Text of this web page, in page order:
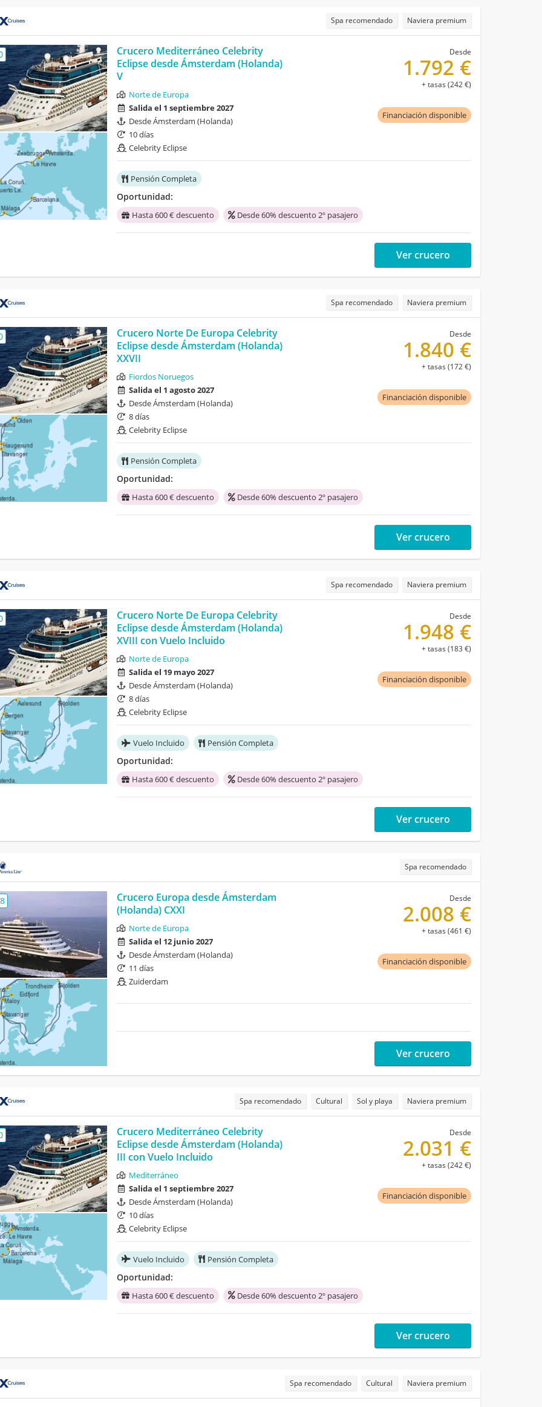
Spa recomendado Naviera premium
Crucero Mediterráneo Celebrity
Eclipse desde Ámsterdam (Holanda)
V
Norte de Europa
Salida el 1 septiembre 2027
Desde Ámsterdam (Holanda)
10 días
Celebrity Eclipse
Pensión Completa
Oportunidad:
Hasta 600 € descuento Desde 60% descuento 2º pasajero
Financiación disponible
Desde
1.792 €
+ tasas (242 €)
Ver crucero
Spa recomendado Naviera premium
Crucero Norte De Europa Celebrity
Eclipse desde Ámsterdam (Holanda)
XXVII
Fiordos Noruegos
Salida el 1 agosto 2027
Desde Ámsterdam (Holanda)
8 días
Celebrity Eclipse
Pensión Completa
Oportunidad:
Hasta 600 € descuento Desde 60% descuento 2º pasajero
Financiación disponible
Desde
1.840 €
+ tasas (172 €)
Ver crucero
Spa recomendado Naviera premium
Crucero Norte De Europa Celebrity
Eclipse desde Ámsterdam (Holanda)
XVIII con Vuelo Incluido
Norte de Europa
Salida el 19 mayo 2027
Desde Ámsterdam (Holanda)
8 días
Celebrity Eclipse
Vuelo Incluido Pensión Completa
Oportunidad:
Hasta 600 € descuento Desde 60% descuento 2º pasajero
Financiación disponible
Desde
1.948 €
+ tasas (183 €)
Ver crucero
Spa recomendado
Crucero Europa desde Ámsterdam
(Holanda) CXXI
Norte de Europa
Salida el 12 junio 2027
Desde Ámsterdam (Holanda)
11 días
Zuiderdam
Financiación disponible
Desde
2.008 €
+ tasas (461 €)
Ver crucero
Spa recomendado Cultural Sol y playa Naviera premium
Crucero Mediterráneo Celebrity
Eclipse desde Ámsterdam (Holanda)
III con Vuelo Incluido
Mediterráneo
Salida el 1 septiembre 2027
Desde Ámsterdam (Holanda)
10 días
Celebrity Eclipse
Vuelo Incluido Pensión Completa
Oportunidad:
Hasta 600 € descuento Desde 60% descuento 2º pasajero
Financiación disponible
Desde
2.031 €
+ tasas (242 €)
Ver crucero
Spa recomendado Cultural Naviera premium